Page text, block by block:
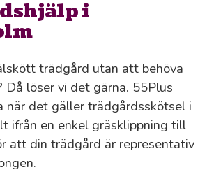
i
trädgård utan att behöva
löser vi det gärna. 55Plus
när det gäller trädgårdsskötsel i
ifrån en enkel gräsklippning till
att din trädgård är representativ